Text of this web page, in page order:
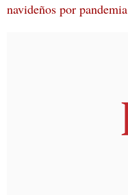
navideños por pandemia